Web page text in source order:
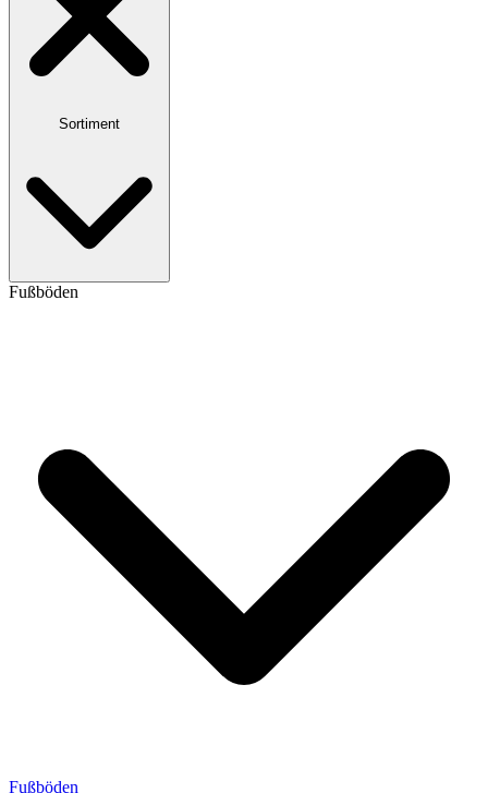
Sortiment
Fußböden
Fußböden